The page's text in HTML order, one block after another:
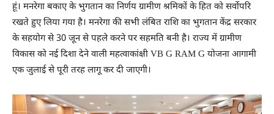
हूं। मनरेगा बकाए के भुगतान का निर्णय ग्रामीण श्रमिकों के हित को सर्वोपरि
रखते हुए लिया गया है। मनरेगा की सभी लंबित राशि का भुगतान केंद्र सरकार
के सहयोग से 30 जून से पहले करने पर सहमति बनी है। राज्य में ग्रामीण
विकास को नई दिशा देने वाली महत्वाकांक्षी VB G RAM G योजना आगामी
एक जुलाई से पूरी तरह लागू कर दी जाएगी।